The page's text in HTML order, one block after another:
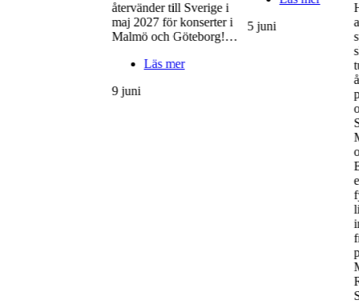
återvänder till Sverige i
maj 2027 för konserter i
Malmö och Göteborg!…
Läs mer
9 juni
5 juni